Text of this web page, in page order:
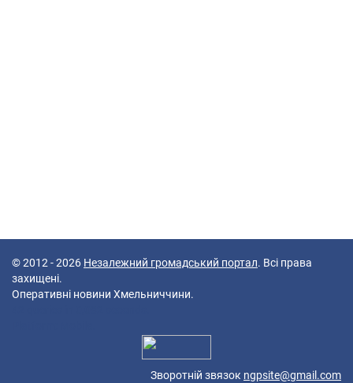
© 2012 - 2026 Незалежний громадський портал. Всі права
захищені.
Оперативні новини Хмельниччини.
Зворотній звязок ngpsite@gmail.com